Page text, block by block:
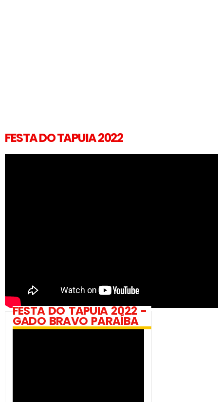
FESTA DO TAPUIA 2022
FESTA DO TAPUIA 2022 -
GADO BRAVO PARAÍBA